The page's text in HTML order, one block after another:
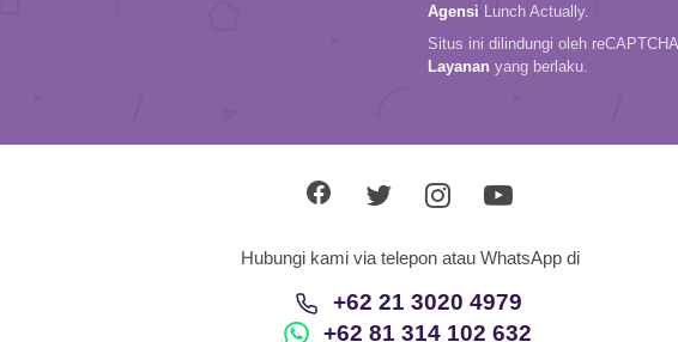
Agensi Lunch Actually.
Situs ini dilindungi oleh
Layanan yang berlaku.
Hubungi kami via telepon atau WhatsApp di
+62 21 3020 4979
+62 81 314 102 632